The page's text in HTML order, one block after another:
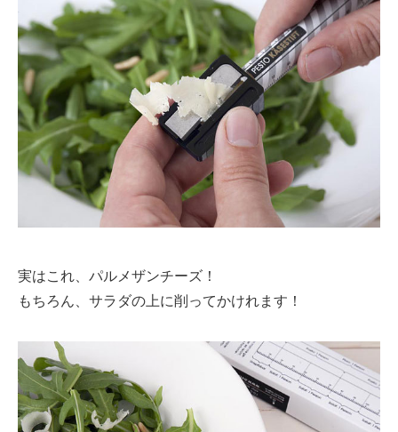
実はこれ、パルメザンチーズ！
もちろん、サラダの上に削ってかけれます！